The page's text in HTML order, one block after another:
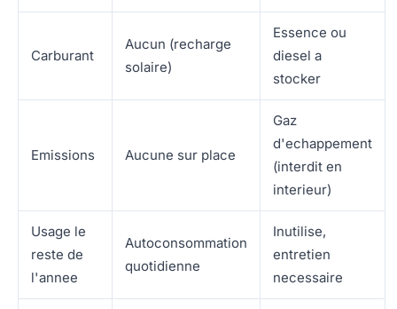
Carburant
Aucun (recharge
solaire)
Essence ou
diesel a
stocker
Emissions Aucune sur place
Gaz
d'echappement
(interdit en
interieur)
Usage le
reste de
l'annee
Autoconsommation
quotidienne
Inutilise,
entretien
necessaire